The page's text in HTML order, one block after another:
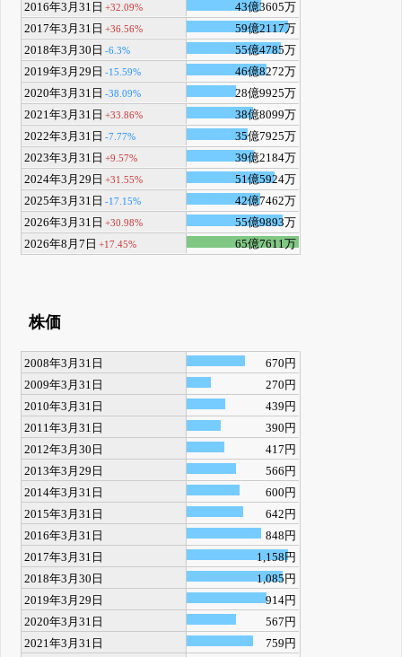
2016年3月31日 +32.09%
43億3605万
2017年3月31日 +36.56%
59億2117万
2018年3月30日 -6.3%
55億4785万
2019年3月29日 -15.59%
46億8272万
2020年3月31日 -38.09%
28億9925万
2021年3月31日 +33.86%
38億8099万
2022年3月31日 -7.77%
35億7925万
2023年3月31日 +9.57%
39億2184万
2024年3月29日 +31.55%
51億5924万
2025年3月31日 -17.15%
42億7462万
2026年3月31日 +30.98%
55億9893万
2026年8月7日 +17.45% 65億7611万
株価
2008年3月31日
670円
2009年3月31日
270円
2010年3月31日
439円
2011年3月31日
390円
2012年3月30日
417円
2013年3月29日
566円
2014年3月31日
600円
2015年3月31日
642円
2016年3月31日
848円
2017年3月31日
1,158円
2018年3月30日
1,085円
2019年3月29日
914円
2020年3月31日
567円
2021年3月31日
759円